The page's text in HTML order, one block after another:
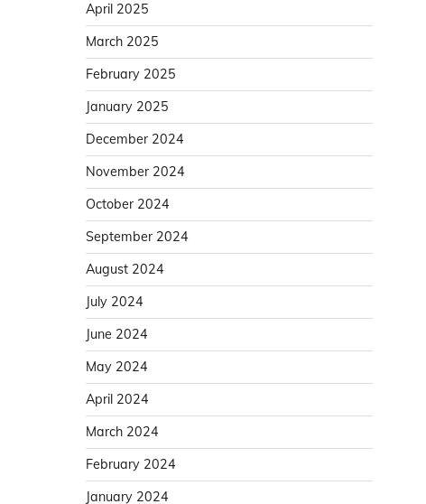
April 2025
March 2025
February 2025
January 2025
December 2024
November 2024
October 2024
September 2024
August 2024
July 2024
June 2024
May 2024
April 2024
March 2024
February 2024
January 2024